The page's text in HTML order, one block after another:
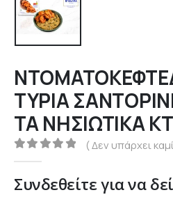
ΤΥΡΙΑ
ΤΑ ΝΗΣΙΩΤΙΚΑ
0out of 5
( Δεν υπάρχει
Συνδεθείτε για να